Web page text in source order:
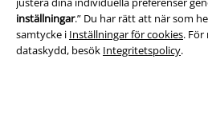
inställningar.” Du har rätt att när som
samtycke i Inställningar för cookies.
dataskydd, besök Integritetspolicy.
Ladda ner villkoren
Avfallshantering och miljöskydd